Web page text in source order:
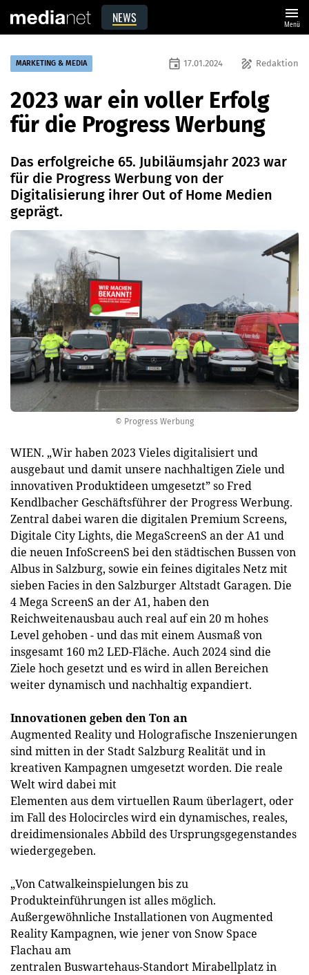
NEWS menu
Menü
© Progress Werbung
MARKETING & MEDIA draw Redaktion
event 17.01.2024
2023 war ein voller Erfolg
für die Progress Werbung
Das erfolgreiche 65. Jubiläumsjahr 2023 war
für die Progress Werbung von der
Digitalisierung ihrer Out of Home Medien
geprägt.
WIEN. „Wir haben 2023 Vieles digitalisiert und
ausgebaut und damit unsere nachhaltigen Ziele und
innovativen Produktideen umgesetzt” so Fred
Kendlbacher Geschäftsführer der Progress Werbung.
Zentral dabei waren die digitalen Premium Screens,
Digitale City Lights, die MegaScreenS an der A1 und
die neuen InfoScreenS bei den städtischen Bussen von
Albus in Salzburg, sowie ein feines digitales Netz mit
sieben Facies in den Salzburger Altstadt Garagen. Die
4 Mega ScreenS an der A1, haben den
Reichweitenausbau auch real auf ein 20 m hohes
Level gehoben - und das mit einem Ausmaß von
insgesamt 160 m2 LED-Fläche. Auch 2024 sind die
Ziele hoch gesetzt und es wird in allen Bereichen
weiter dynamisch und nachhaltig expandiert.
Innovationen geben den Ton an
Augmented Reality und Holografische Inszenierungen
sind mitten in der Stadt Salzburg Realität und in
kreativen Kampagnen umgesetzt worden. Die reale
Welt wird dabei mit
Elementen aus dem virtuellen Raum überlagert, oder
im Fall des Holocircles wird ein dynamisches, reales,
dreidimensionales Abbild des Ursprungsgegenstandes
wiedergegeben.
„Von Catwalkeinspielungen bis zu
Produkteinführungen ist alles möglich.
Außergewöhnliche Installationen von Augmented
Reality Kampagnen, wie jener von Snow Space
Flachau am
zentralen Buswartehaus-Standort Mirabellplatz in